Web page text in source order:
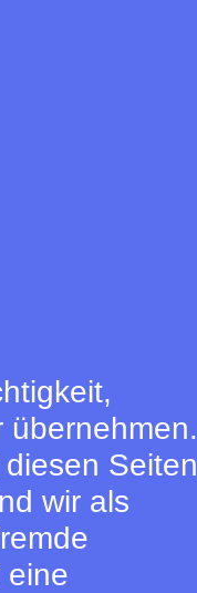
übernehmen.
Seiten
wir als
eine